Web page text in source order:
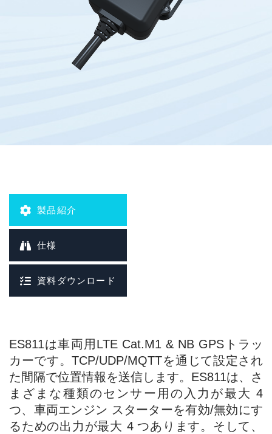
盗難アラーム
省エネモード
データ保存
製品紹介
仕様
資料ダウンロード
ES811は車両用LTE Cat.M1 & NB GPSトラッ
カーです。TCP/UDP/MQTTを通じて設定され
た間隔で位置情報を送信します。ES811は、さ
まざまな種類のセンサー用の入力が最大 4
つ、車両エンジン スターターを有効/無効にす
るための出力が最大 4 つあります。そして、